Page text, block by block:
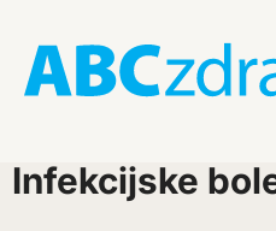
Infekcijske